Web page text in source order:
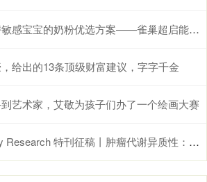
宝的奶粉优选方案——雀巢超启能恩，守护脆弱肠胃
给出的13条顶级财富建议，字字千金
艺术家，艾敬为孩子们办了一个绘画大赛
刊征稿丨肿瘤代谢异质性：机制、生物标志物与治疗意义_研究